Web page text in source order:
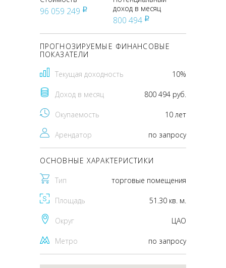
96 059 249 pуб
доход в месяц
800 494 pуб
ПРОГНОЗИРУЕМЫЕ ФИНАНСОВЫЕ
ПОКАЗАТЕЛИ
Текущая доходность 10%
Доход в месяц 800 494 руб.
Окупаемость 10 лет
Арендатор по запросу
ОСНОВНЫЕ ХАРАКТЕРИСТИКИ
Тип торговые помещения
Площадь 51.30 кв. м.
Округ ЦАО
Метро по запросу